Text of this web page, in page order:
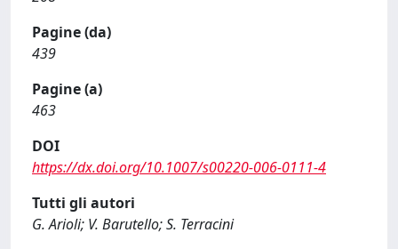
Pagine (da)
439
Pagine (a)
463
DOI
https://dx.doi.org/10.1007/s00220-006-0111-4
Tutti gli autori
G. Arioli; V. Barutello; S. Terracini